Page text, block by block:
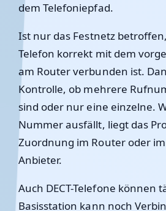
dem Telefoniepfad.
Ist nur das Festnetz
Telefon korrekt mit dem
am Router verbunden ist.
Kontrolle, ob mehrere
sind oder nur eine einzelne.
Nummer ausfällt, liegt das
Zuordnung im Router oder
Anbieter.
Auch DECT-Telefone können
Basisstation kann noch